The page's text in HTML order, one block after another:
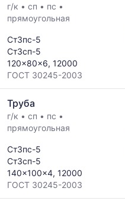
г/к • сп • пс •
прямоугольная
Ст3пс-5
Ст3сп-5
120x80x6, 12000
ГОСТ 30245-2003
Труба
г/к • сп • пс •
прямоугольная
Ст3пс-5
Ст3сп-5
140x100x4, 12000
ГОСТ 30245-2003